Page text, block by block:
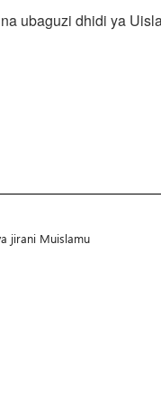
ubaguzi dhidi ya
jirani Muislamu